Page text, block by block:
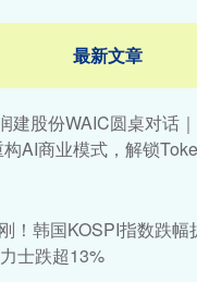
最新文章
建股份WAIC圆桌对话｜
AI商业模式，解锁
！韩国KOSPI指数跌幅
士跌超13%